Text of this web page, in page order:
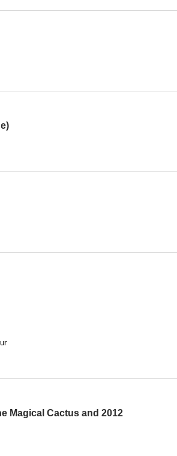
Magical Cactus and 2012